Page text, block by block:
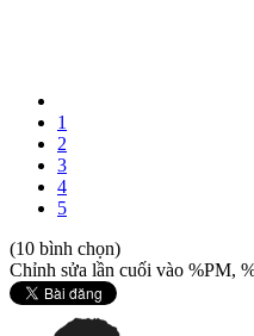
1
2
3
4
5
(10 bình chọn)
Chỉnh sửa lần cuối vào %PM,